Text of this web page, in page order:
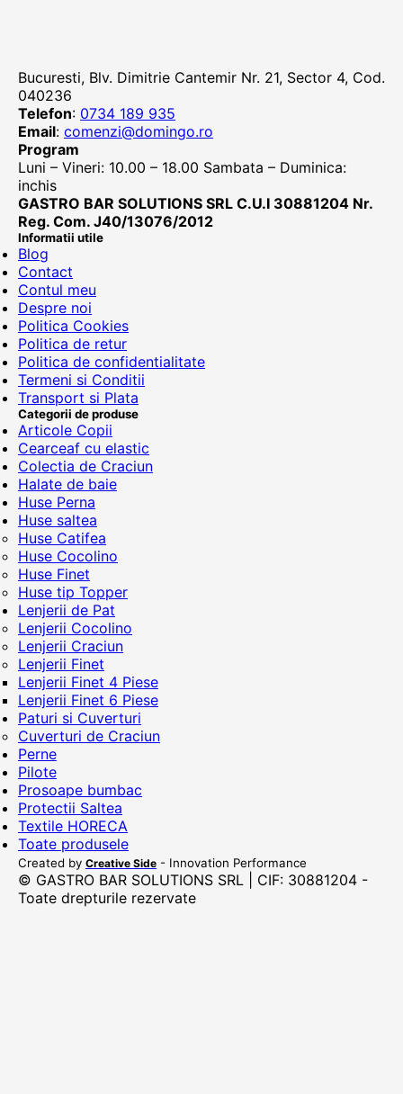
Bucuresti, Blv. Dimitrie Cantemir Nr. 21, Sector 4, Cod.
040236
Telefon: 0734 189 935
Email: comenzi@domingo.ro
Program
Luni – Vineri: 10.00 – 18.00 Sambata – Duminica:
inchis
GASTRO BAR SOLUTIONS SRL C.U.I 30881204 Nr.
Reg. Com. J40/13076/2012
Informatii utile
Blog
Contact
Contul meu
Despre noi
Politica Cookies
Politica de retur
Politica de confidentialitate
Termeni si Conditii
Transport si Plata
Categorii de produse
Articole Copii
Cearceaf cu elastic
Colectia de Craciun
Halate de baie
Huse Perna
Huse saltea
Huse Catifea
Huse Cocolino
Huse Finet
Huse tip Topper
Lenjerii de Pat
Lenjerii Cocolino
Lenjerii Craciun
Lenjerii Finet
Lenjerii Finet 4 Piese
Lenjerii Finet 6 Piese
Paturi si Cuverturi
Cuverturi de Craciun
Perne
Pilote
Prosoape bumbac
Protectii Saltea
Textile HORECA
Toate produsele
Created by Creative Side - Innovation Performance
© GASTRO BAR SOLUTIONS SRL | CIF: 30881204 -
Toate drepturile rezervate